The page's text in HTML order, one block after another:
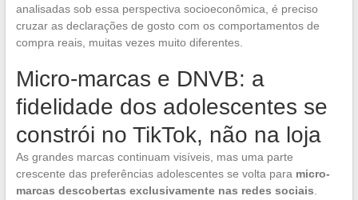
analisadas sob essa perspectiva socioeconômica, é preciso
cruzar as declarações de gosto com os comportamentos de
compra reais, muitas vezes muito diferentes.
Micro-marcas e DNVB: a
fidelidade dos adolescentes se
constrói no TikTok, não na loja
As grandes marcas continuam visíveis, mas uma parte
crescente das preferências adolescentes se volta para micro-
marcas descobertas exclusivamente nas redes sociais.